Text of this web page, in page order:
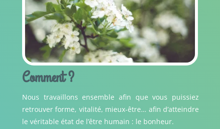
Comment ?
Nous travaillons ensemble afin que vous puissiez
retrouver forme, vitalité, mieux-être… afin d’atteindre
le véritable état de l’être humain : le bonheur.